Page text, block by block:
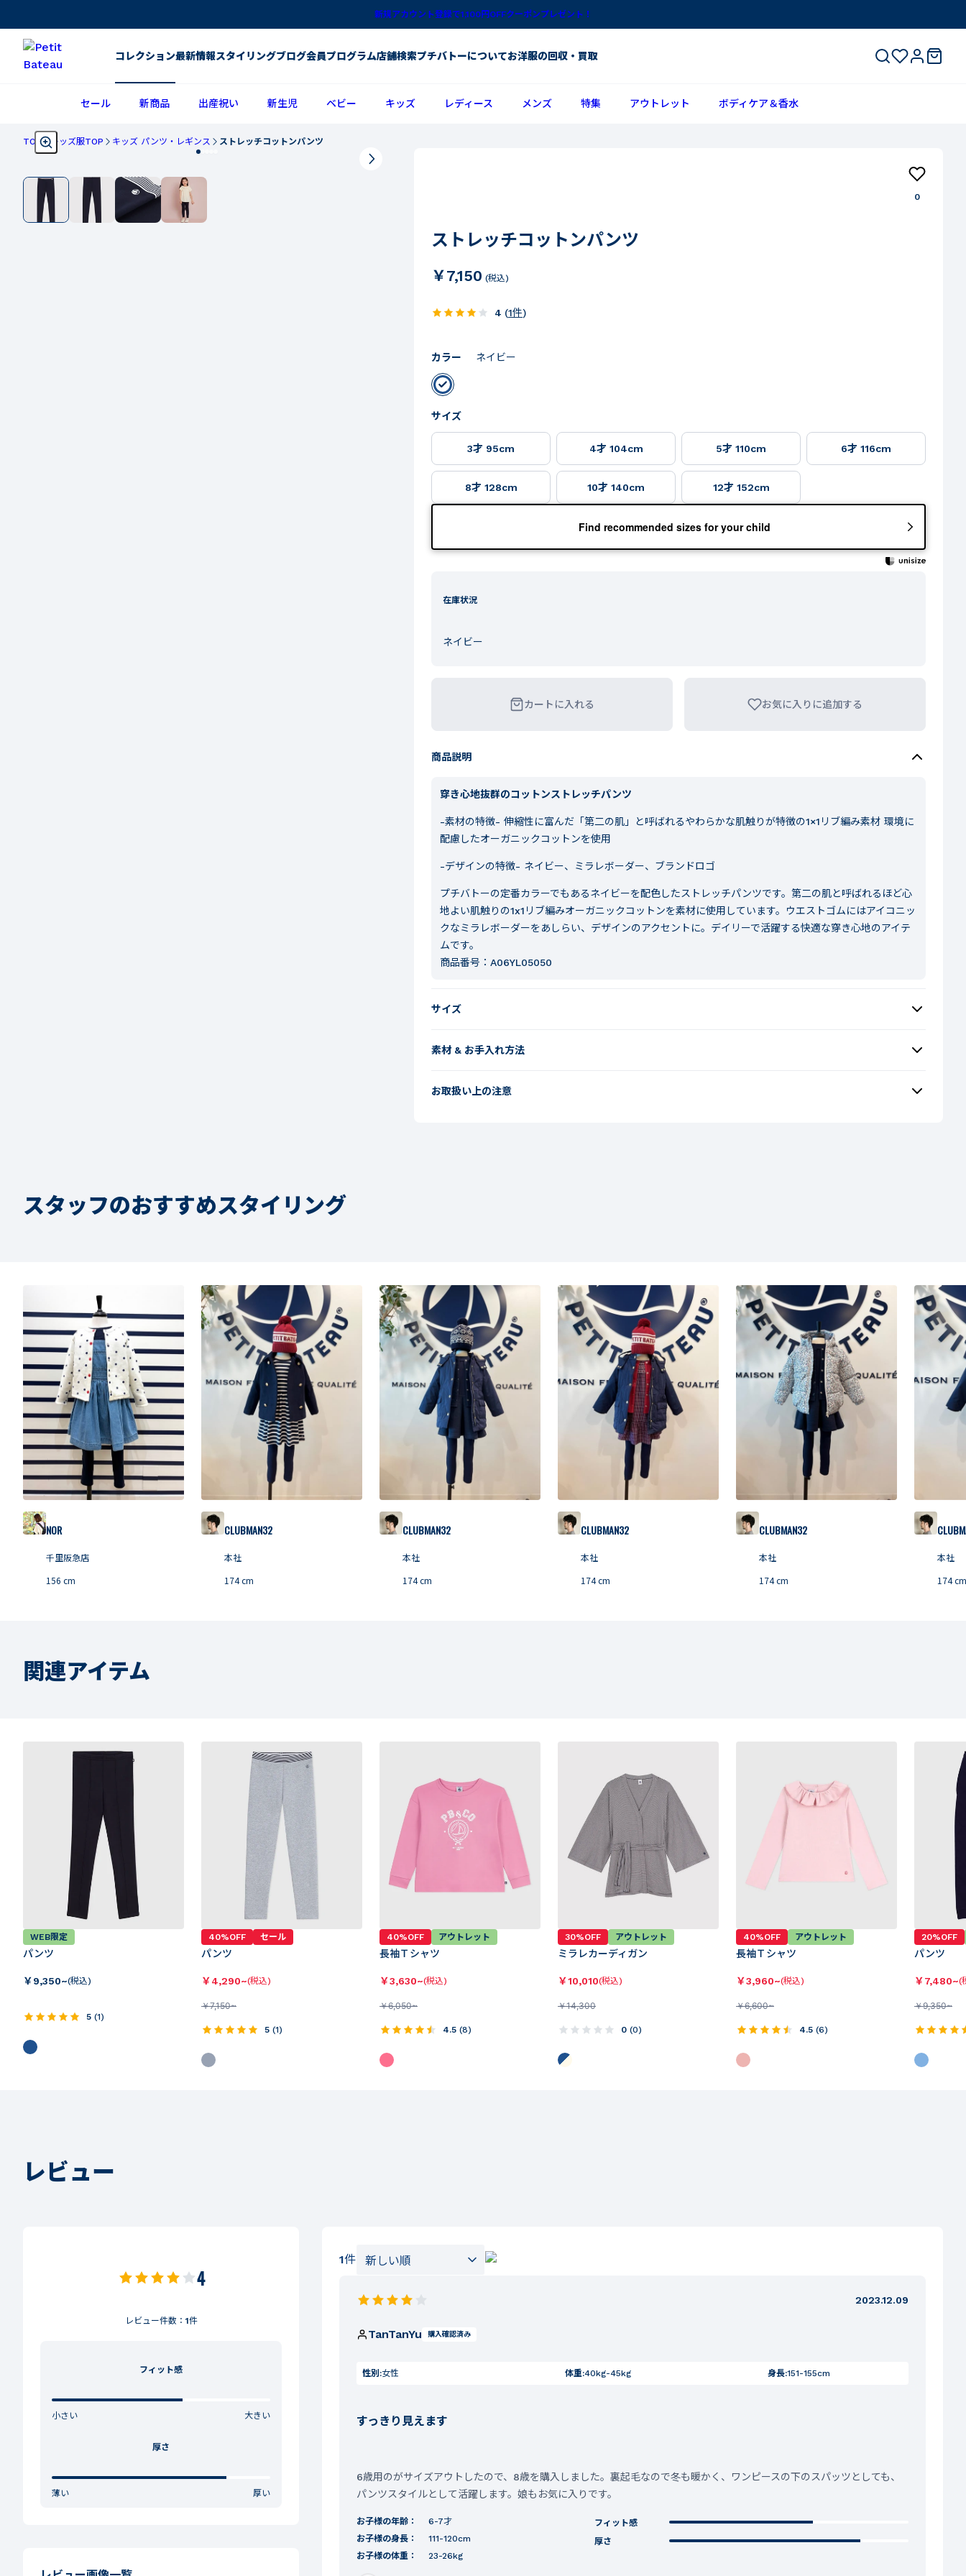
新規アカウント登録で1,100円OFFクーポンプレゼント！
コレクション最新情報スタイリングブログ会員プログラム店舗検索プチバトーについてお洋服の回収・買取
セール 新商品 出産祝い 新生児 ベビー キッズ レディース メンズ 特集 アウトレット ボディケア＆香水
TOP キッズ服TOP キッズ パンツ・レギンス ストレッチコットンパンツ
0
ストレッチコットンパンツ
￥7,150 (税込)
4 (1件)
カラー ネイビー
サイズ
3才 95cm 4才 104cm 5才 110cm 6才 116cm
8才 128cm 10才 140cm 12才 152cm
Find recommended sizes for your child
在庫状況
ネイビー
カートに入れる お気に入りに追加する
商品説明
穿き心地抜群のコットンストレッチパンツ
-素材の特徴- 伸縮性に富んだ「第二の肌」と呼ばれるやわらかな肌触りが特徴の1×1リブ編み素材 環境に
配慮したオーガニックコットンを使用
-デザインの特徴- ネイビー、ミラレボーダー、ブランドロゴ
プチバトーの定番カラーでもあるネイビーを配色したストレッチパンツです。第二の肌と呼ばれるほど心
地よい肌触りの1x1リブ編みオーガニックコットンを素材に使用しています。ウエストゴムにはアイコニッ
クなミラレボーダーをあしらい、デザインのアクセントに。デイリーで活躍する快適な穿き心地のアイテ
ムです。
商品番号： A06YL05050
サイズ
素材 & お手入れ方法
お取扱い上の注意
スタッフのおすすめスタイリング
NOR
千里阪急店
156 cm
CLUBMAN32
本社
174cm
CLUBMAN32
本社
174cm
CLUBMAN32
本社
174cm
CLUBMAN32
本社
174cm
本社
174cm
関連アイテム
WEB限定
パンツ
￥9,350~(税込)
5 (1)
40%OFF セール
パンツ
￥4,290~(税込)
￥7,150~
5 (1)
40%OFF アウトレット
長袖Ｔシャツ
￥3,630~(税込)
￥6,050~
4.5 (8)
30%OFF アウトレット
ミラレカーディガン
￥10,010(税込)
￥14,300
0 (0)
40%OFF アウトレット
長袖Ｔシャツ
￥3,960~(税込)
￥6,600~
4.5 (6)
20%OFF
パンツ
￥7,480~(
￥9,350~
レビュー
4
レビュー件数： 1件
フィット感
小さい 大きい
厚さ
薄い 厚い
1件
2023.12.09
TanTanYu 購入確認済み
性別:女性 体重:40kg-45kg 身長:151-155cm
すっきり見えます
6歳用のがサイズアウトしたので、8歳を購入しました。裏起毛なので冬も暖かく、ワンピースの下のスパッツとしても、
パンツスタイルとして活躍します。娘もお気に入りです。
お子様の年齢：
6-7才
お子様の身長：
111-120cm
お子様の体重：
23-26kg
フィット感
厚さ